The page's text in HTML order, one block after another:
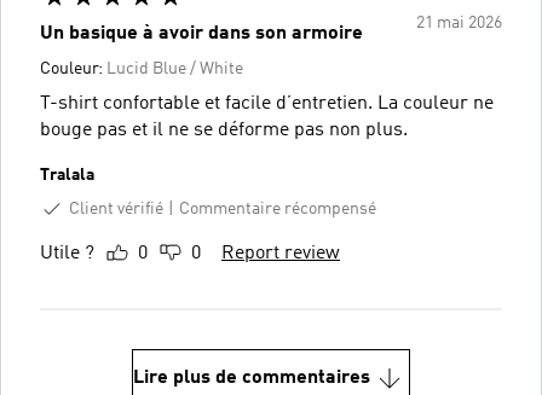
21 mai 2026
Un basique à avoir dans son armoire
Couleur: Lucid Blue / White
T-shirt confortable et facile d’entretien. La couleur ne
bouge pas et il ne se déforme pas non plus.
Tralala
Client vérifié
Commentaire récompensé
Utile ? 0 0 Report review
Lire plus de commentaires